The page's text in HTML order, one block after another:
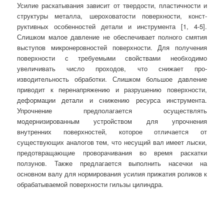
Усилие раскатывания зависит от твердости, плас­тичности и
структуры металла, шероховатости поверхности, конст­
руктивных особенностей детали и инструмента [1, 4-5].
Слишком малое давление не обеспечивает полного смятия
выступов микронеровно­стей поверхности. Для получения
поверхности с требуемыми свой­ствами необходимо
увеличивать число проходов, что снижает про­
изводительность обработки. Слишком большое давление
приводит к перенапряжению и разрушению поверхности,
деформации дета­ли и снижению ресурса инструмента.
Упрочнение предполагается осуществлять
модернизированным устройством для упрочнения
внутренних поверхностей, которое отличается от
существующих аналогов тем, что несущий вал имеет лыски,
предотвращающие проворачивания во время раскатки
ползунов. Также предлагается выполнить насечки на
основном валу для нормирования усилия прижатия роликов к
обрабатываемой поверхности гильзы цилиндра.